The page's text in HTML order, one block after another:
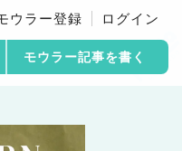
ウラー登録 ログイン
モウラー記事を書く